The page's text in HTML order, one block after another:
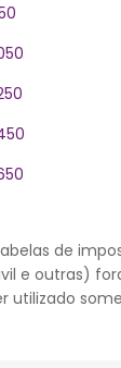
de
e outras)
utilizado